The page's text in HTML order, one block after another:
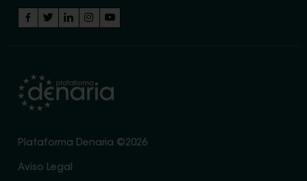
Plataforma Denaria ©2026
Aviso Legal